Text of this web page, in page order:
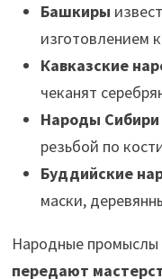
Башкиры
изготовлением
Кавказские
чеканят
Народы Сибири
резьбой по
Буддийские
маски,
Народные промыслы
передают